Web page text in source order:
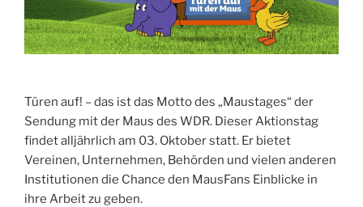
Türen auf! – das ist das Motto des „Maustages“ der
Sendung mit der Maus des WDR. Dieser Aktionstag
findet alljährlich am 03. Oktober statt. Er bietet
Vereinen, Unternehmen, Behörden und vielen anderen
Institutionen die Chance den MausFans Einblicke in
ihre Arbeit zu geben.